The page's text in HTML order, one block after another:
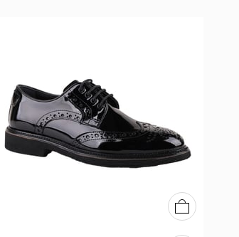
39 404142